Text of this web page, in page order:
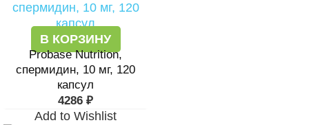
В КОРЗИНУ
Probase Nutrition,
спермидин, 10 мг, 120
капсул
4286 ₽
Add to Wishlist